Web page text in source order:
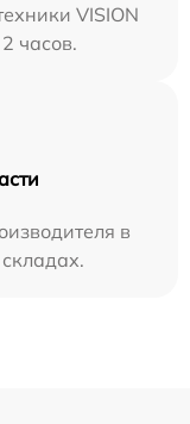
VISION
часов.
в